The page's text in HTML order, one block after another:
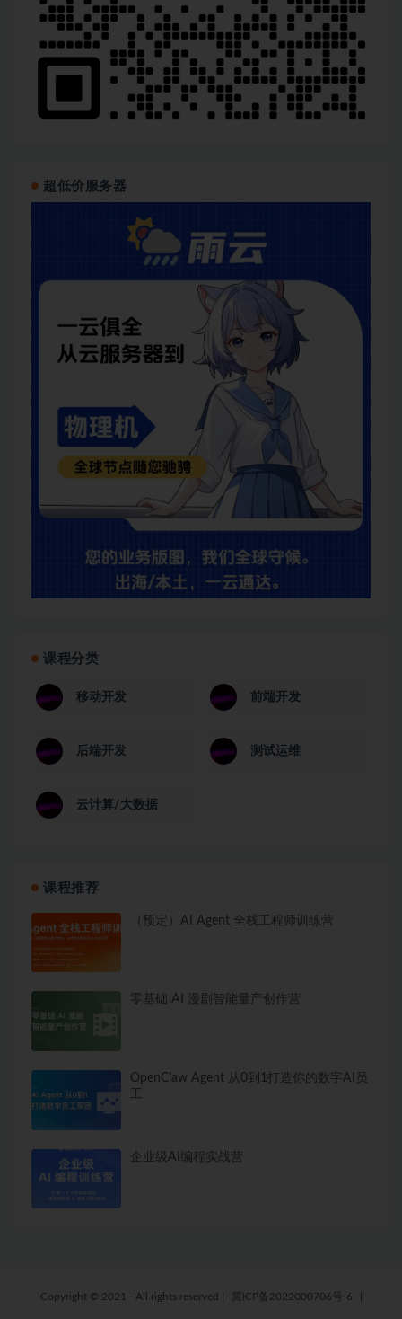
超低价服务器
课程分类
移动开发 前端开发
后端开发 测试运维
云计算/大数据
课程推荐
（预定）AI Agent 全栈工程师训练营
零基础 AI 漫剧智能量产创作营
OpenClaw Agent 从0到1打造你的数字AI员
工
企业级AI编程实战营
Copyright © 2021 - All rights reserved 冀ICP备2022000706号-6